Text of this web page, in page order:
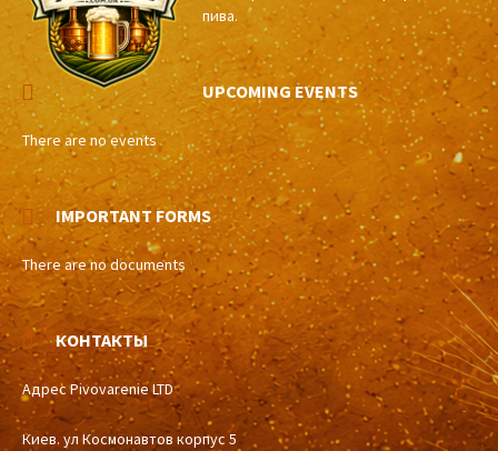
пива.
UPCOMING EVENTS
There are no events
IMPORTANT FORMS
There are no documents
КОНТАКТЫ
Адрес Pivovarenie LTD
Киев. ул Космонавтов корпус 5